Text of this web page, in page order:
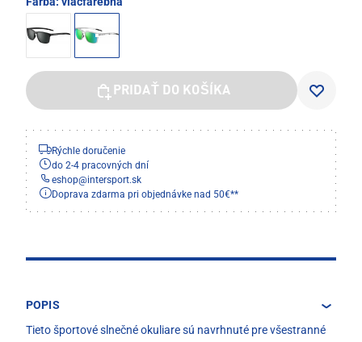
PRIDAŤ DO KOŠÍKA
Rýchle doručenie
do 2-4 pracovných dní
eshop@intersport.sk
Doprava zdarma pri objednávke nad 50€**
POPIS
Tieto športové slnečné okuliare sú navrhnuté pre všestranné